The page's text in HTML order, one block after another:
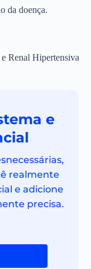
da doença.
Renal Hipertensiva
e
realmente
e adicione
precisa.